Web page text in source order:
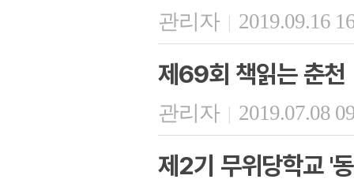
관리자 | 2019.09.16
제69회 책읽는 춘천
관리자 | 2019.07.08
제2기 무위당학교 '